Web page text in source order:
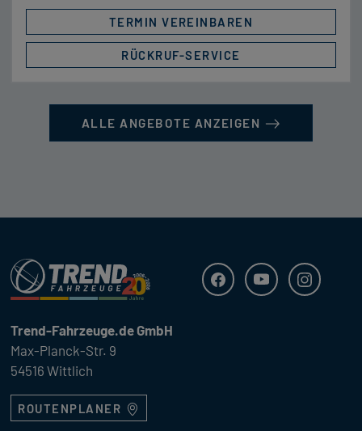
TERMIN VEREINBAREN
RÜCKRUF-SERVICE
ALLE ANGEBOTE ANZEIGEN
Trend Fahrzeuge
FacebookYoutube
Trend-Fahrzeuge.de GmbH
Max-Planck-Str. 9
54516 Wittlich
ROUTENPLANER